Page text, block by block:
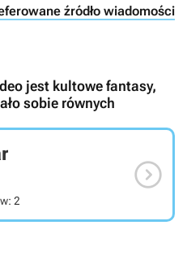
źródło wiadomości
jest kultowe fantasy,
sobie równych
2
